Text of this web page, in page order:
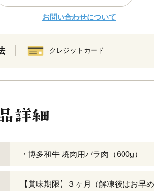
お問い合わせについて
クレジットカード
・博多和牛 焼肉用バラ肉（600g）
【賞味期限】３ヶ月（解凍後はお早